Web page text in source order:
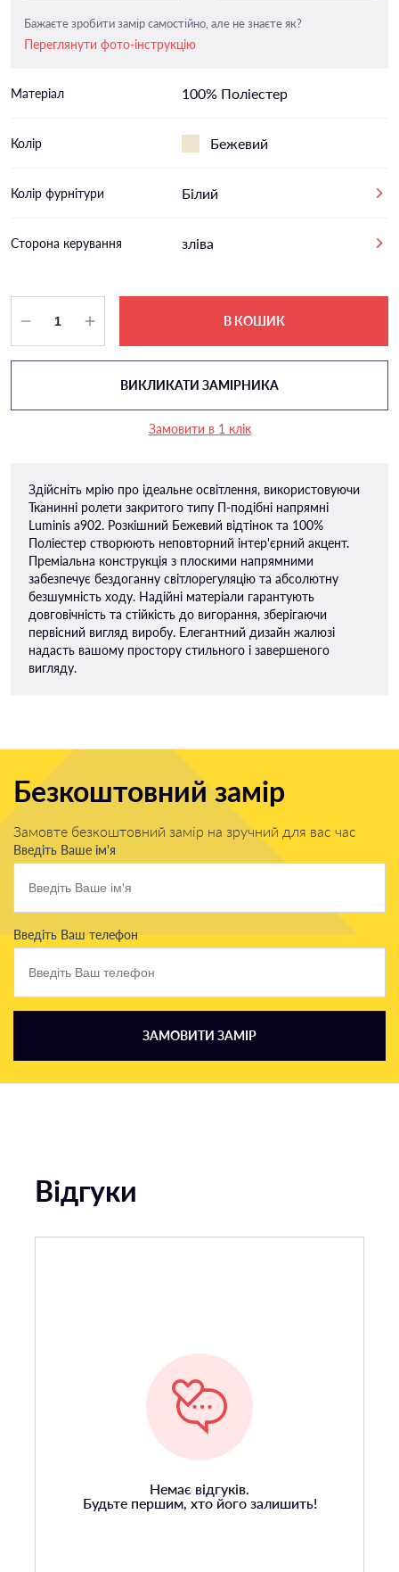
Бажаєте зробити замір самостійно, але не знаєте як?
Переглянути фото-інструкцію
Матеріал 100% Поліестер
Колір Бежевий
Колір фурнітури Білий
Сторона керування зліва
В КОШИК
ВИКЛИКАТИ ЗАМІРНИКА
Замовити в 1 клік
Здійсніть мрію про ідеальне освітлення, використовуючи
Тканинні ролети закритого типу П-подiбні напрямні
Luminis a902. Розкішний Бежевий відтінок та 100%
Поліестер створюють неповторний інтер'єрний акцент.
Преміальна конструкція з плоскими напрямними
забезпечує бездоганну світлорегуляцію та абсолютну
безшумність ходу. Надійні матеріали гарантують
довговічність та стійкість до вигорання, зберігаючи
первісний вигляд виробу. Елегантний дизайн жалюзі
надасть вашому простору стильного і завершеного
вигляду.
Безкоштовний замір
Замовте безкоштовний замір на зручний для вас час
Введіть Ваше ім'я
Введіть Ваш телефон
ЗАМОВИТИ ЗАМІР
Відгуки
Немає відгуків.
Будьте першим, хто його залишить!